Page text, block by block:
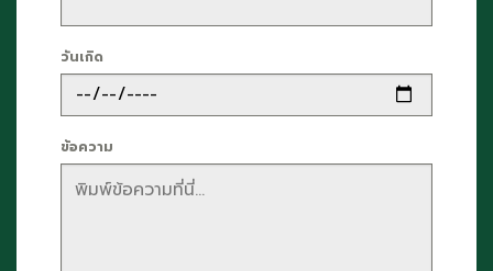
วันเกิด
ข้อความ